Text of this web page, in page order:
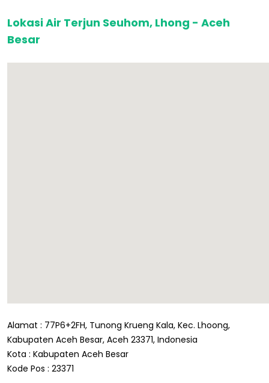
Lokasi Air Terjun Seuhom, Lhong - Aceh
Besar
Alamat : 77P6+2FH, Tunong Krueng Kala, Kec. Lhoong,
Kabupaten Aceh Besar, Aceh 23371, Indonesia
Kota : Kabupaten Aceh Besar
Kode Pos : 23371